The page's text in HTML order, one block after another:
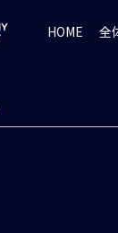
HOME 全